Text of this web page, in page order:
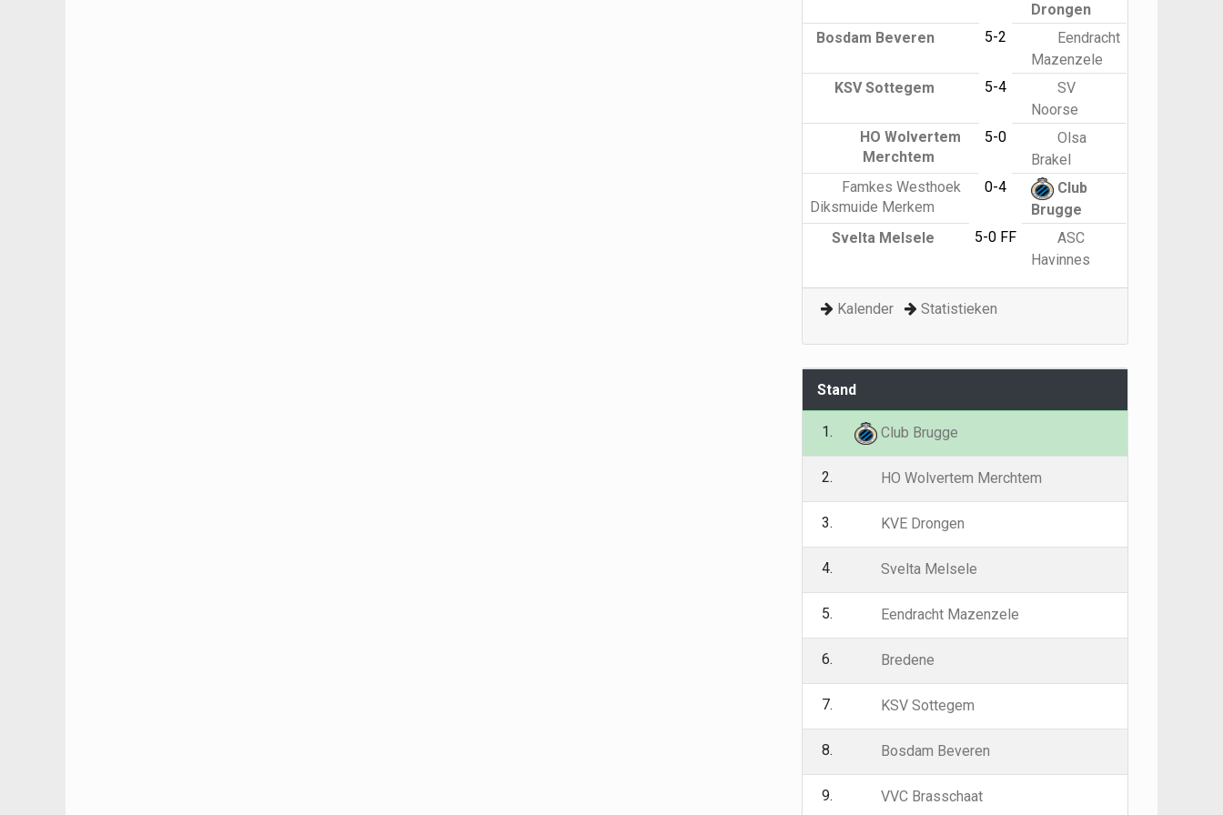
Drongen
Bosdam Beveren
5-2
Eendracht
Mazenzele
KSV Sottegem
5-4
SV
Noorse
HO Wolvertem
Merchtem
5-0
Olsa
Brakel
Famkes Westhoek
Diksmuide Merkem
0-4
Club
Brugge
Svelta Melsele
5-0 FF
ASC
Havinnes
Kalender Statistieken
Stand
1. Club Brugge
2. HO Wolvertem Merchtem
3. KVE Drongen
4. Svelta Melsele
5. Eendracht Mazenzele
6. Bredene
7. KSV Sottegem
8. Bosdam Beveren
9. VVC Brasschaat